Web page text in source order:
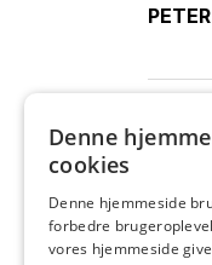
Ydelser
Anneks
Denne
cookies
Denne hjemmeside
forbedre
vores hjemmeside